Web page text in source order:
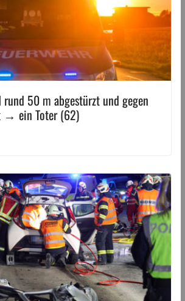
50 m abgestürzt und gegen
→ ein Toter (62)